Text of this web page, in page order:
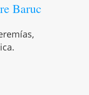
Baruc